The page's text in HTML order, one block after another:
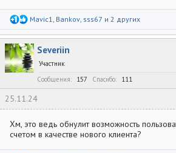
Р
а
к
ц
и
и
Mavic1, Bankov, sss67 и 2 других
Severiin
Участник
Сообщения
157 Спасибо 111
25.11.24
Хм, это ведь обнулит возможность
счетом в качестве нового клиента?